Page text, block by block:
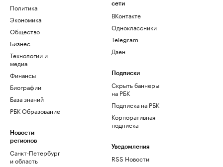
Политика
Экономика
Общество
Бизнес
Технологии и
медиа
Финансы
Биографии
База знаний
РБК Образование
Новости
регионов
Санкт-Петербург
и область
сети
ВКонтакте
Одноклассники
Telegram
Дзен
Подписки
Скрыть баннеры
на РБК
Подписка на РБК
Корпоративная
подписка
Уведомления
RSS Новости